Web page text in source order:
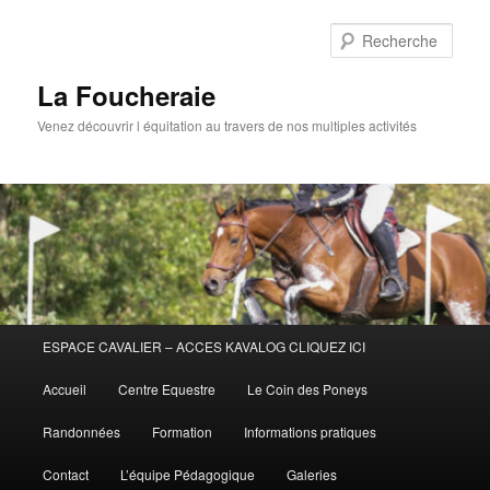
La Foucheraie
Venez découvrir l équitation au travers de nos multiples activités
principal
ESPACE CAVALIER – ACCES KAVALOG CLIQUEZ ICI
Accueil Centre Equestre Le Coin des Poneys
Randonnées Formation Informations pratiques
Contact L’équipe Pédagogique Galeries